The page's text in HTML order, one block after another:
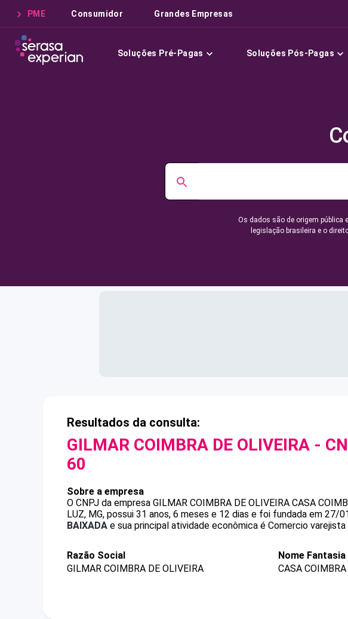
PME Consumidor Grandes Empresas
Soluções Pré-Pagas Soluções Pós-Pagas
Os dados são de origem pública
legislação brasileira e o
Resultados da consulta:
GILMAR COIMBRA DE OLIVEIRA -
60
Sobre a empresa
O CNPJ da empresa GILMAR COIMBRA DE OLIVEIRA CASA
LUZ, MG, possui 31 anos, 6 meses e 12 dias e foi fundada em 27/
BAIXADA e sua principal atividade econômica é Comercio
Razão Social
GILMAR COIMBRA DE OLIVEIRA
Nome Fantasia
CASA COIMBRA